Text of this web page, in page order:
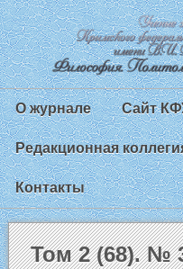
О журнале Сайт
Редакционная
Контакты
Том 2 (68). №